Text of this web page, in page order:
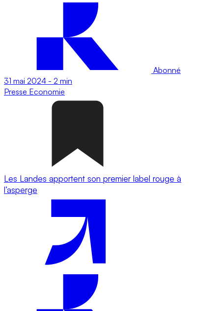
Abonné
31 mai 2024 - 2 min
Presse Economie
Les Landes apportent son premier label rouge à
l’asperge